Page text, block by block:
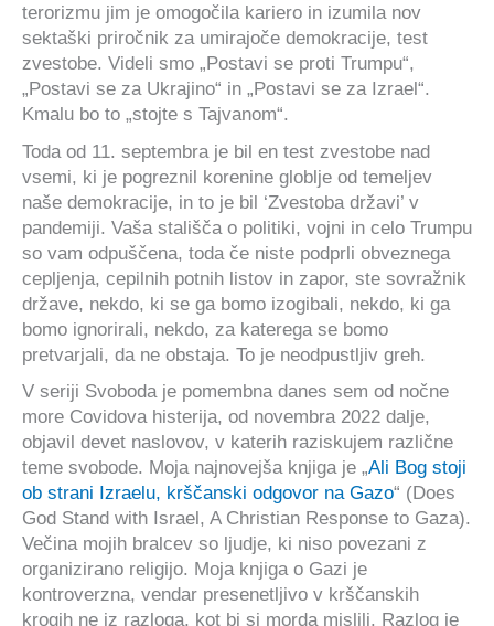
terorizmu jim je omogočila kariero in izumila nov
sektaški priročnik za umirajoče demokracije, test
zvestobe. Videli smo „Postavi se proti Trumpu“,
„Postavi se za Ukrajino“ in „Postavi se za Izrael“.
Kmalu bo to „stojte s Tajvanom“.
Toda od 11. septembra je bil en test zvestobe nad
vsemi, ki je pogreznil korenine globlje od temeljev
naše demokracije, in to je bil ‘Zvestoba državi’ v
pandemiji. Vaša stališča o politiki, vojni in celo Trumpu
so vam odpuščena, toda če niste podprli obveznega
cepljenja, cepilnih potnih listov in zapor, ste sovražnik
države, nekdo, ki se ga bomo izogibali, nekdo, ki ga
bomo ignorirali, nekdo, za katerega se bomo
pretvarjali, da ne obstaja. To je neodpustljiv greh.
V seriji Svoboda je pomembna danes sem od nočne
more Covidova histerija, od novembra 2022 dalje,
objavil devet naslovov, v katerih raziskujem različne
teme svobode. Moja najnovejša knjiga je „Ali Bog stoji
ob strani Izraelu, krščanski odgovor na Gazo“ (Does
God Stand with Israel, A Christian Response to Gaza).
Večina mojih bralcev so ljudje, ki niso povezani z
organizirano religijo. Moja knjiga o Gazi je
kontroverzna, vendar presenetljivo v krščanskih
krogih ne iz razloga, kot bi si morda mislili. Razlog je